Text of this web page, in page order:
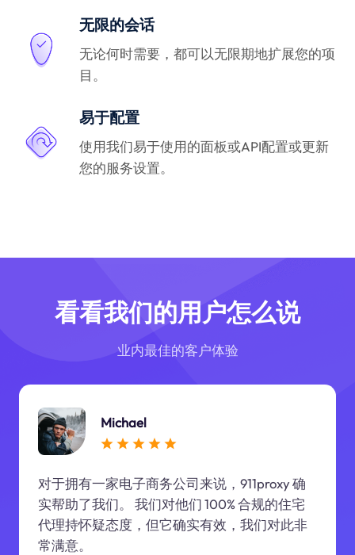
无限的会话
无论何时需要，都可以无限期地扩展您的项
目。
易于配置
使用我们易于使用的面板或API配置或更新
您的服务设置。
看看我们的用户怎么说
业内最佳的客户体验
Michael
对于拥有一家电子商务公司来说，911proxy 确
实帮助了我们。 我们对他们 100% 合规的住宅
代理持怀疑态度，但它确实有效，我们对此非
常满意。